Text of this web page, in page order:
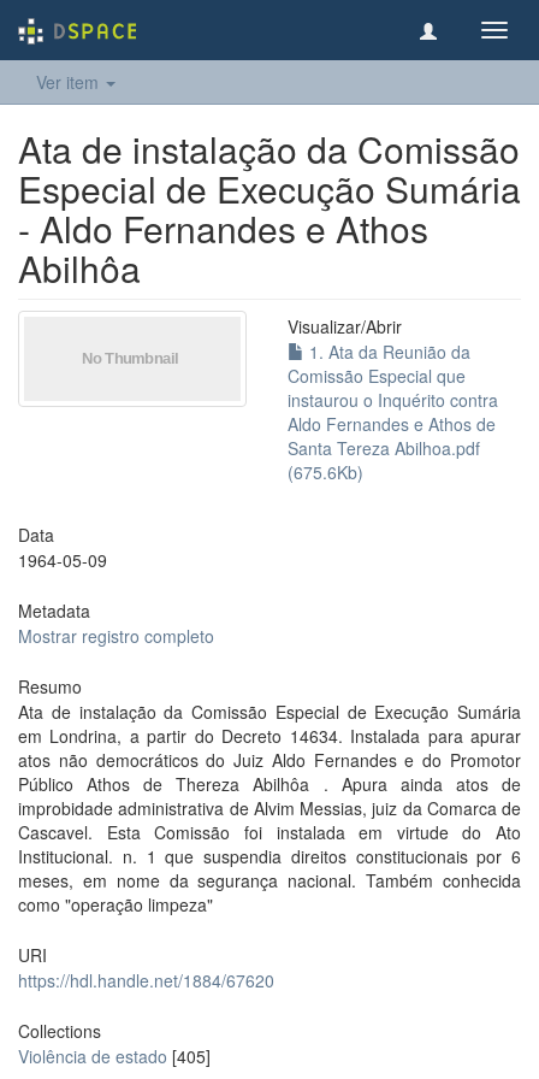
Ver item
Ata de instalação da Comissão
Especial de Execução Sumária
- Aldo Fernandes e Athos
Abilhôa
Visualizar/Abrir
1. Ata da Reunião da
Comissão Especial que
instaurou o Inquérito contra
Aldo Fernandes e Athos de
Santa Tereza Abilhoa.pdf
(675.6Kb)
Data
1964-05-09
Metadata
Mostrar registro completo
Resumo
Ata de instalação da Comissão Especial de Execução Sumária
em Londrina, a partir do Decreto 14634. Instalada para apurar
atos não democráticos do Juiz Aldo Fernandes e do Promotor
Público Athos de Thereza Abilhôa . Apura ainda atos de
improbidade administrativa de Alvim Messias, juiz da Comarca de
Cascavel. Esta Comissão foi instalada em virtude do Ato
Institucional. n. 1 que suspendia direitos constitucionais por 6
meses, em nome da segurança nacional. Também conhecida
como "operação limpeza"
URI
https://hdl.handle.net/1884/67620
Collections
Violência de estado [405]